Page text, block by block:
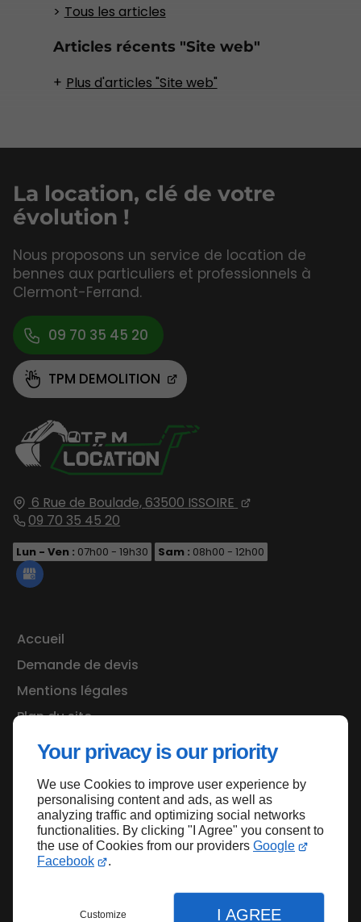
Your privacy is our priority
We use Cookies to improve user experience by
personalising content and ads, as well as
analyzing traffic and optimizing social networks
functionalities. By clicking "I Agree" you consent to
the use of Cookies from our providers Google
Facebook
.
Customize I AGREE
Tous les articles
Articles récents "Site web"
Plus d'articles "Site web"
6 Rue de Boulade, 63500 ISSOIRE
09 70 35 45 20
Lun - Ven : 07h00 - 19h30 Sam : 08h00 - 12h00
Accueil
Demande de devis
Mentions légales
Plan du site
La location, clé de votre
évolution !
Nous proposons un service de location de
bennes aux particuliers et professionnels à
Clermont-Ferrand.
09 70 35 45 20
TPM DEMOLITION
Haut de page